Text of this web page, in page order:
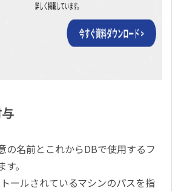
の名前とこれからDBで使用するフ
。
ールされているマシンのパスを指